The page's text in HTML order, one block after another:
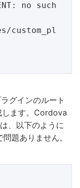
no such
custom_pl
グインのルート
ます。Cordova
、以下のように
題ありません。